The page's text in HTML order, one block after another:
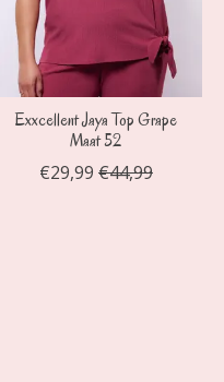
Exxcellent Jaya Top Grape
Maat 52
€29,99 €44,99